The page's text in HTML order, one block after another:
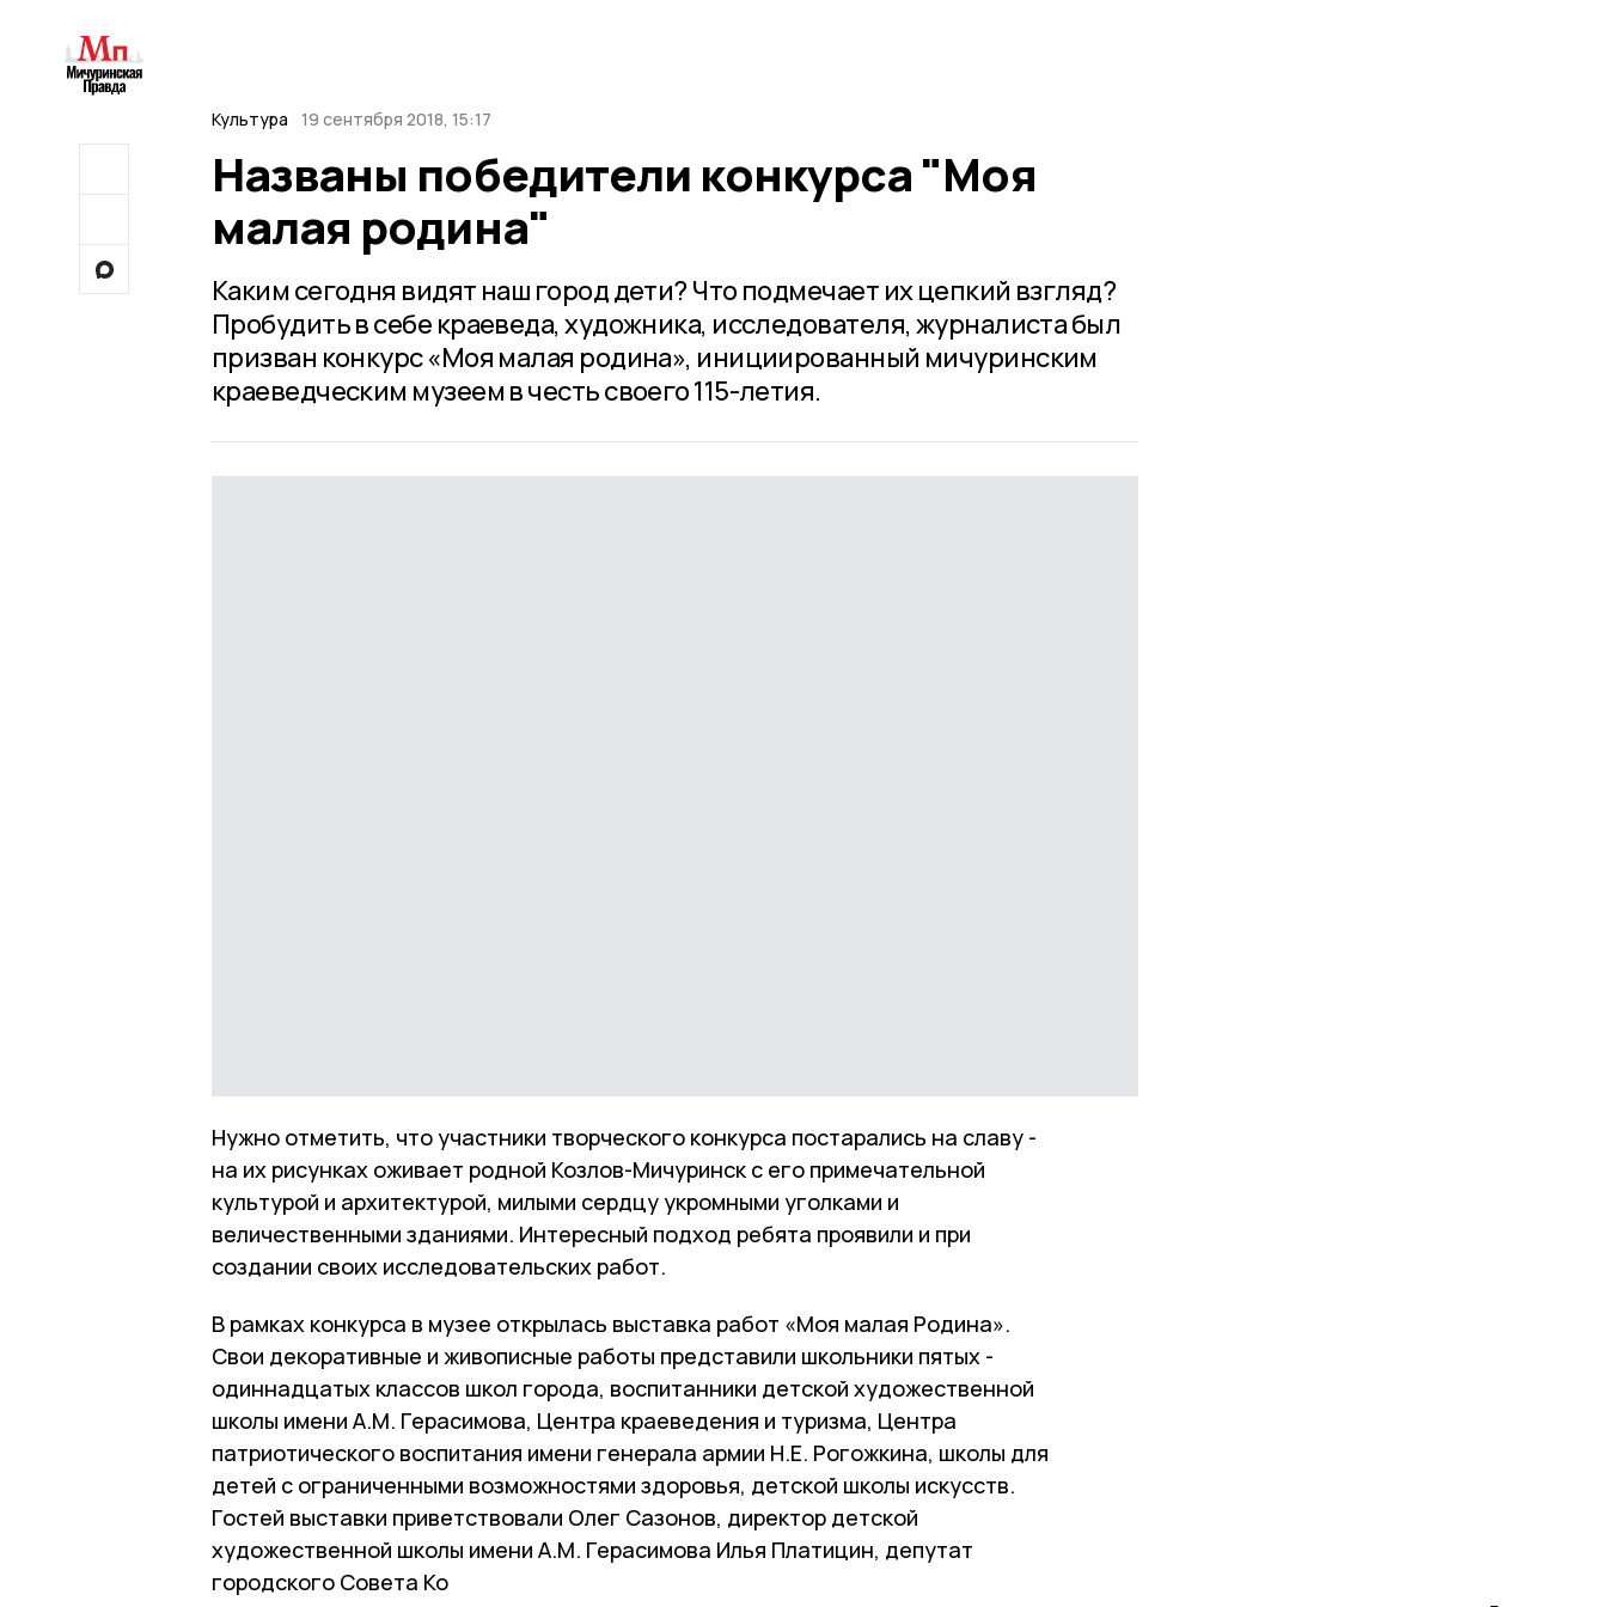
Культура 19 сентября 2018, 15:17
Названы победители конкурса "Моя
малая родина"
Каким сегодня видят наш город дети? Что подмечает их цепкий взгляд?
Пробудить в себе краеведа, художника, исследователя, журналиста был
призван конкурс «Моя малая родина», инициированный мичуринским
краеведческим музеем в честь своего 115-летия.
Нужно отметить, что участники творческого конкурса постарались на славу -
на их рисунках оживает родной Козлов-Мичуринск с его примечательной
культурой и архитектурой, милыми сердцу укромными уголками и
величественными зданиями. Интересный подход ребята проявили и при
создании своих исследовательских работ.
В рамках конкурса в музее открылась выставка работ «Моя малая Родина».
Свои декоративные и живописные работы представили школьники пятых -
одиннадцатых классов школ города, воспитанники детской художественной
школы имени А.М. Герасимова, Центра краеведения и туризма, Центра
патриотического воспитания имени генерала армии Н.Е. Рогожкина, школы для
детей с ограниченными возможностями здоровья, детской школы искусств.
Гостей выставки приветствовали Олег Сазонов, директор детской
художественной школы имени А.М. Герасимова Илья Платицин, депутат
городского Совета Ко